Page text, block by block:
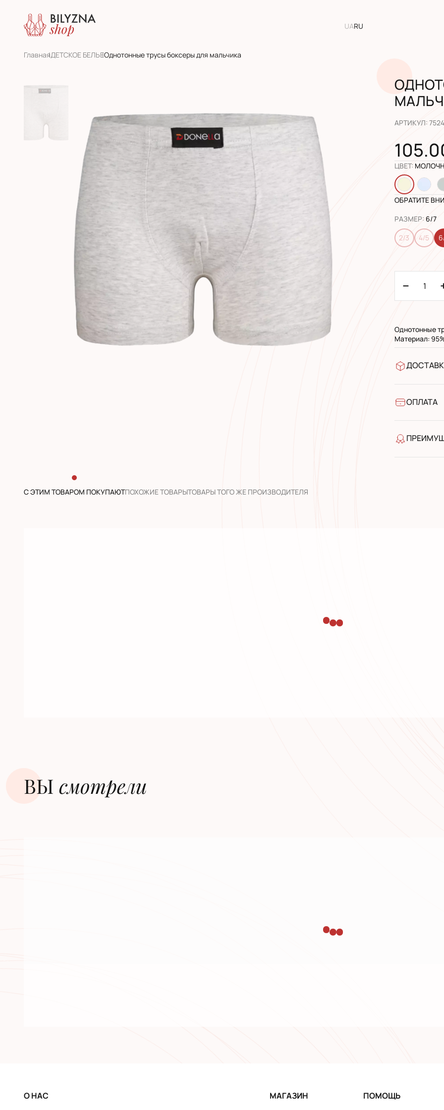
UARU
ГлавнаяДЕТСКОЕ БЕЛЬЕОднотонные трусы боксеры для мальчика
АРТИКУЛ:
ЦВЕТ:
ОБРАТИТЕ
РАЗМЕР: 6/7
2/3 4/5
Однотонные
Материал:
УкрПочта
ОПЛАТА
широкий
С ЭТИМ ТОВАРОМ ПОКУПАЮТПОХОЖИЕ ТОВАРЫТОВАРЫ ТОГО ЖЕ ПРОИЗВОДИТЕЛЯ
ВЫ смотрели
О НАС МАГАЗИН ПОМОЩЬ